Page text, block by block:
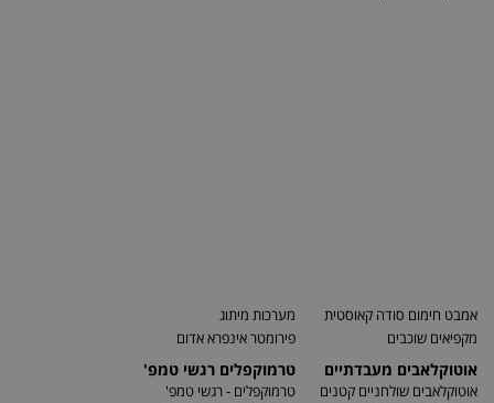
אמבט חימום סודה קאוסטית
מקפיאים שוכבים
אוטוקלאבים מעבדתיים
אוטוקלאבים שולחניים קטנים
מערכות מיתוג
פירומטר אינפרא אדום
טרמוקפלים רגשי טמפ'
טרמוקפלים - רגשי טמפ'